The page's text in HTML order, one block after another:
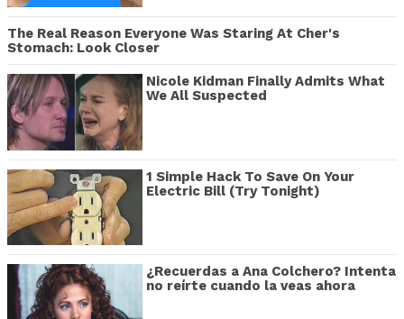
The Real Reason Everyone Was Staring At Cher's
Stomach: Look Closer
Nicole Kidman Finally Admits What
We All Suspected
1 Simple Hack To Save On Your
Electric Bill (Try Tonight)
¿Recuerdas a Ana Colchero? Intenta
no reírte cuando la veas ahora